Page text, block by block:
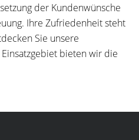
der Kundenwünsche
Ihre Zufriedenheit steht
Sie unsere
bieten wir die